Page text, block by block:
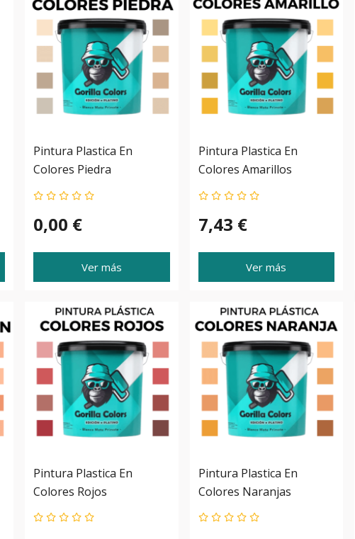
Pintura Plastica En
Colores Piedra
0,00 €
Ver más
Pintura Plastica En
Colores Amarillos
7,43 €
Ver más
Pintura Plastica En
Colores Rojos
Pintura Plastica En
Colores Naranjas